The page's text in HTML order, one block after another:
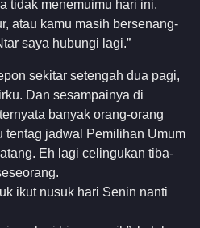
tidak menemuimu hari ini.
atau kamu masih bersenang-
saya hubungi lagi.”
sekitar setengah dua pagi,
Dan sesampainya di
banyak orang-orang
tentag jadwal Pemilihan Umum
Eh lagi celingukan tiba-
ikut nusuk hari Senin nanti